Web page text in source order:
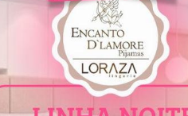
CAMISOLAS E ROBES
CONJUNTOS
SUTIÃS